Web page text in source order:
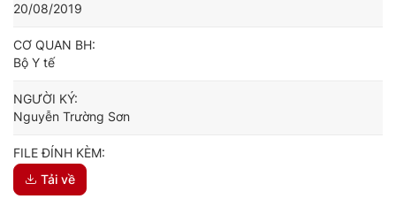
20/08/2019
CƠ QUAN BH:
Bộ Y tế
NGƯỜI KÝ:
Nguyễn Trường Sơn
FILE ĐÍNH KÈM:
Tải về